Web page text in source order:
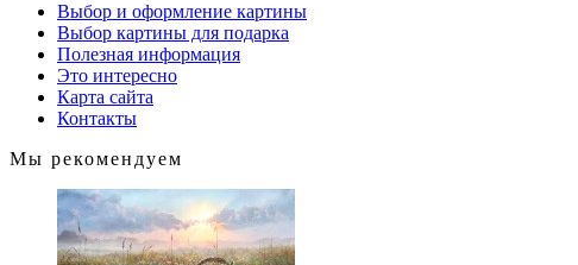
Выбор и оформление картины
Выбор картины для подарка
Полезная информация
Это интересно
Карта сайта
Контакты
Мы рекомендуем